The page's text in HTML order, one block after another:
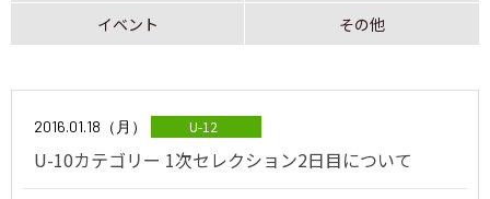
イベント
その他
2016.01.18（月） U-12
U-10カテゴリー 1次セレクション2日目について